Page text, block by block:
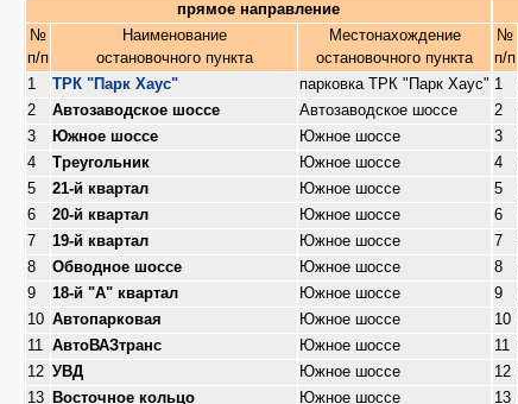
прямое направление
№
п/п
Наименование
остановочного пункта
Местонахождение
остановочного пункта
1
ТРК "Парк Хаус"
парковка ТРК "Парк Хаус"
2
Автозаводское шоссе
Автозаводское шоссе
3
Южное шоссе
Южное шоссе
4
Треугольник
Южное шоссе
5
21-й квартал
Южное шоссе
6
20-й квартал
Южное шоссе
7
19-й квартал
Южное шоссе
8
Обводное шоссе
Южное шоссе
9
18-й "А" квартал
Южное шоссе
10 Автопарковая
Южное шоссе
11 АвтоВАЗтранс
Южное шоссе
12 УВД
Южное шоссе
13
Восточное кольцо
Южное шоссе
№
п/п
1
2
3
4
5
6
7
8
9
10
11
12
13